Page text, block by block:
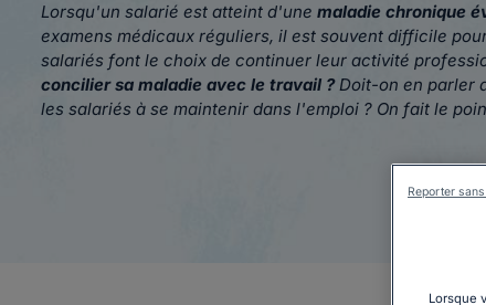
Lorsqu'un salarié est atteint d'une maladie chronique
examens médicaux réguliers, il est souvent difficile
salariés font le choix de continuer leur activité
concilier sa maladie avec le travail ?Doit-on en parler
les salariés à se maintenir dans l'emploi ? On fait le
Lorsque
Reporter